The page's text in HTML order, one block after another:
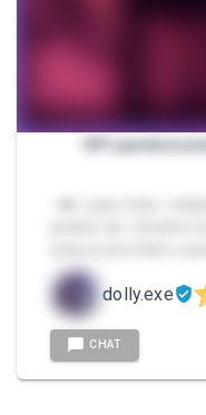
VIP
dolly.exe
CHAT